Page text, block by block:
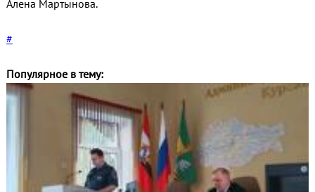
Алена Мартынова.
#
Популярное в тему: